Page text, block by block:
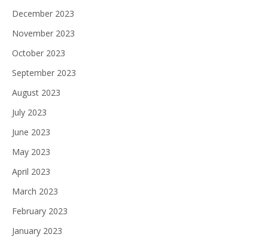
December 2023
November 2023
October 2023
September 2023
August 2023
July 2023
June 2023
May 2023
April 2023
March 2023
February 2023
January 2023